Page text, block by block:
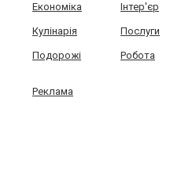
Економіка Інтер'єр
Кулінарія Послуги
Подорожі Робота
Реклама